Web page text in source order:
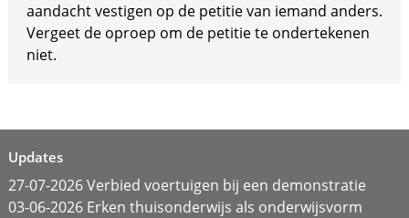
aandacht vestigen op de petitie van iemand anders.
Vergeet de oproep om de petitie te ondertekenen
niet.
Updates
27-07-2026 Verbied voertuigen bij een demonstratie
03-06-2026 Erken thuisonderwijs als onderwijsvorm